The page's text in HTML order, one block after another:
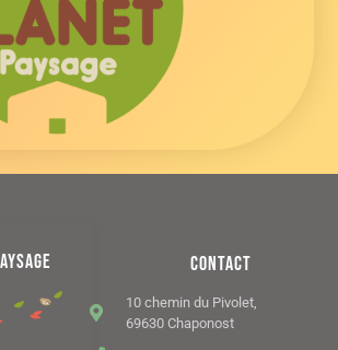
CONTACT
10 chemin du Pivolet,
69630 Chaponost